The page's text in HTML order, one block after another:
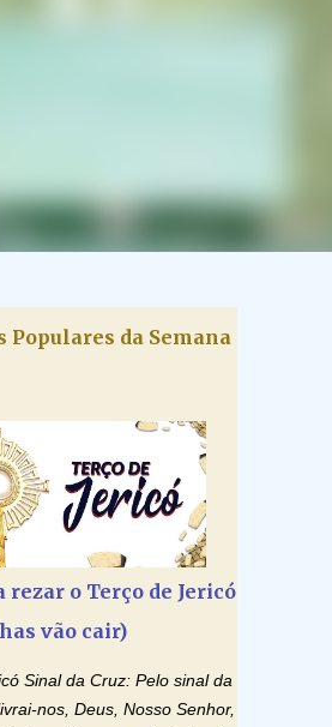
Populares da Semana
rezar o Terço de Jericó
vão cair)
Sinal da Cruz: Pelo sinal da
nos, Deus, Nosso Senhor,